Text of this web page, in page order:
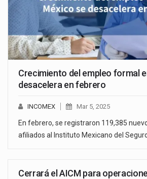
Crecimiento del empleo formal
desacelera en febrero
INCOMEX Mar 5, 2025
En febrero, se registraron 119,385
afiliados al Instituto Mexicano del Seguro
Cerrará el AICM para